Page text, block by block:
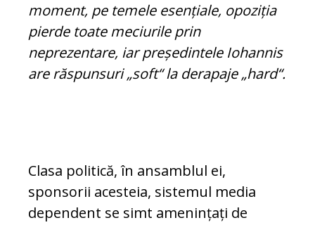
moment, pe temele esențiale, opoziția
pierde toate meciurile prin
neprezentare, iar președintele Iohannis
are răspunsuri „soft“ la derapaje „hard“.
Clasa politică, în ansamblul ei,
sponsorii aces­teia, sistemul media
dependent se simt ame­nințați de